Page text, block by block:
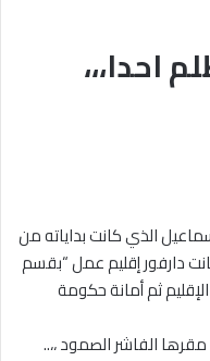
احدا،،،
الذي كانت بداياته من
دارفور إقليم عمل “بقسم
ثم أمانة حكومة
الفاشر الصمود ،،..